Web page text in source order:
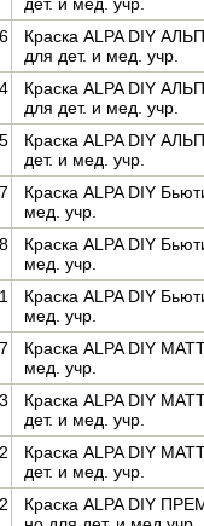
Краска ALPA DIY
для дет. и мед. учр.
Краска ALPA DIY
для дет. и мед. учр.
Краска ALPA DIY
дет. и мед. учр.
Краска ALPA DIY
мед. учр.
Краска ALPA DIY
мед. учр.
Краска ALPA DIY
мед. учр.
Краска ALPA DIY
мед. учр.
Краска ALPA DIY
дет. и мед. учр.
Краска ALPA DIY
дет. и мед. учр.
Краска ALPA DIY